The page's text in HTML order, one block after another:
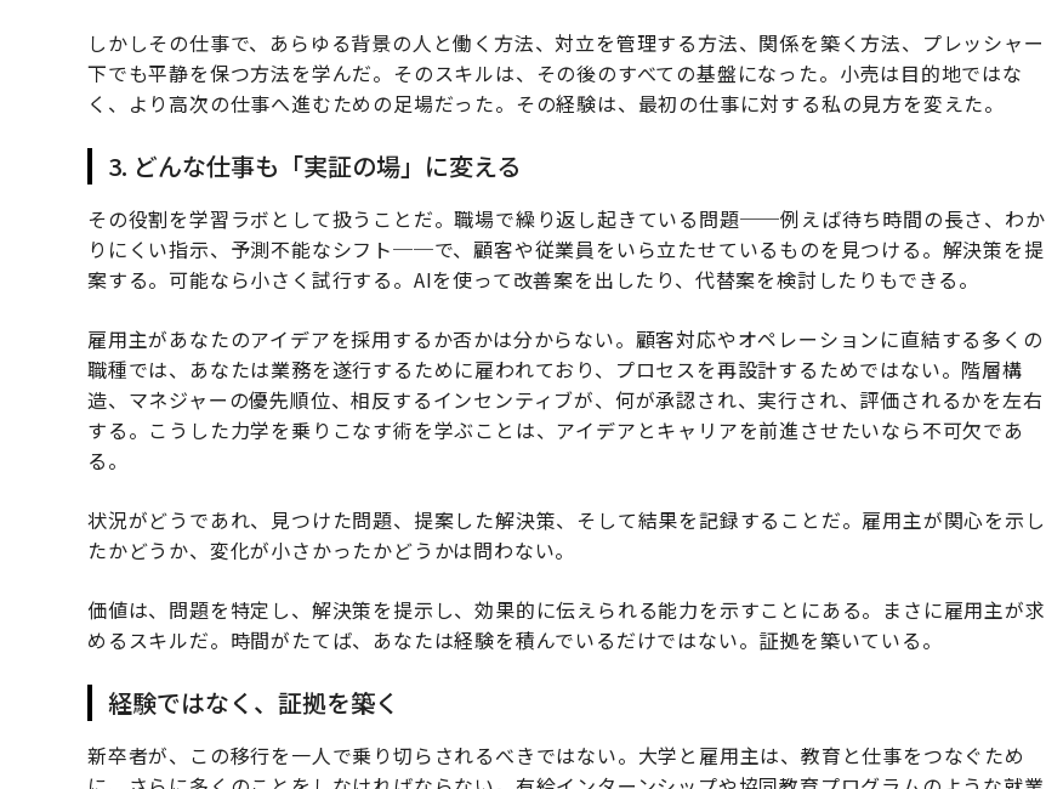
しかしその仕事で、あらゆる背景の人と働く方法、対立を管理する方法、関係を築く方法、プレッシャー
下でも平静を保つ方法を学んだ。そのスキルは、その後のすべての基盤になった。小売は目的地ではな
く、より高次の仕事へ進むための足場だった。その経験は、最初の仕事に対する私の見方を変えた。
3. どんな仕事も「実証の場」に変える
その役割を学習ラボとして扱うことだ。職場で繰り返し起きている問題──例えば待ち時間の長さ、わか
りにくい指示、予測不能なシフト──で、顧客や従業員をいら立たせているものを見つける。解決策を提
案する。可能なら小さく試行する。AIを使って改善案を出したり、代替案を検討したりもできる。
雇用主があなたのアイデアを採用するか否かは分からない。顧客対応やオペレーションに直結する多くの
職種では、あなたは業務を遂行するために雇われており、プロセスを再設計するためではない。階層構
造、マネジャーの優先順位、相反するインセンティブが、何が承認され、実行され、評価されるかを左右
する。こうした力学を乗りこなす術を学ぶことは、アイデアとキャリアを前進させたいなら不可欠であ
る。
状況がどうであれ、見つけた問題、提案した解決策、そして結果を記録することだ。雇用主が関心を示し
たかどうか、変化が小さかったかどうかは問わない。
価値は、問題を特定し、解決策を提示し、効果的に伝えられる能力を示すことにある。まさに雇用主が求
めるスキルだ。時間がたてば、あなたは経験を積んでいるだけではない。証拠を築いている。
経験ではなく、証拠を築く
新卒者が、この移行を一人で乗り切らされるべきではない。大学と雇用主は、教育と仕事をつなぐため